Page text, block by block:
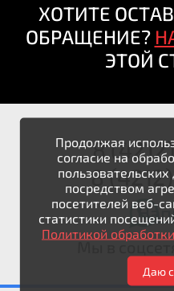
ХОТИТЕ
ОБРАЩЕНИЕ?
ЭТОЙ
8
8
Мы в
Продолжая
согласие на
посредством
посетителей веб-
статистики
Политикой
Даю